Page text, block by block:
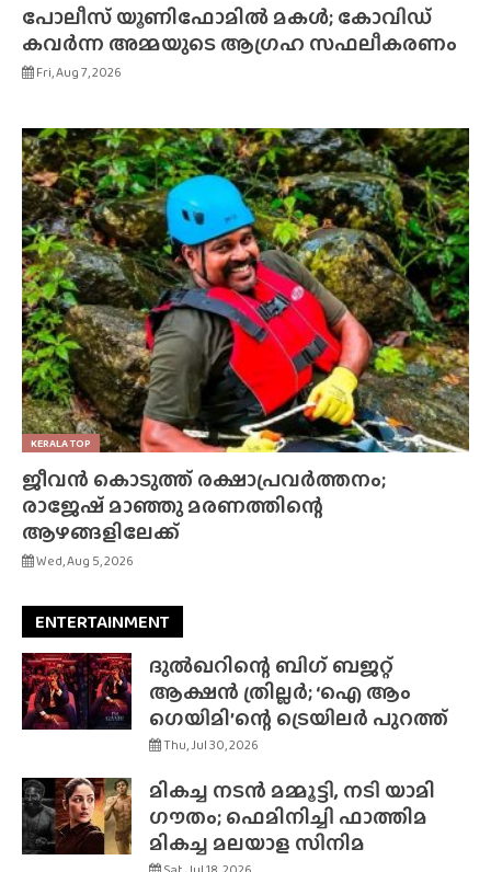
പോലീസ് യൂണിഫോമിൽ മകൾ; കോവിഡ്
കവർന്ന അമ്മയുടെ ആഗ്രഹ സഫലീകരണം
Fri, Aug 7, 2026
KERALA TOP
ജീവൻ കൊടുത്ത് രക്ഷാപ്രവർത്തനം;
രാജേഷ് മാഞ്ഞു മരണത്തിന്റെ
ആഴങ്ങളിലേക്ക്
Wed, Aug 5, 2026
ENTERTAINMENT
ദുൽഖറിന്റെ ബിഗ് ബജറ്റ്
ആക്ഷൻ ത്രില്ലർ; ‘ഐ ആം
ഗെയിമി’ന്റെ ട്രെയിലർ പുറത്ത്
Thu, Jul 30, 2026
മികച്ച നടൻ മമ്മൂട്ടി, നടി യാമി
ഗൗതം; ഫെമിനിച്ചി ഫാത്തിമ
മികച്ച മലയാള സിനിമ